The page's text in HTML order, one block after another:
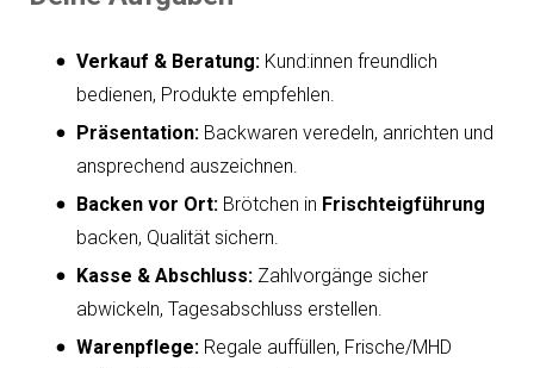
Verkauf & Beratung: Kund:innen freundlich
bedienen, Produkte empfehlen.
Präsentation: Backwaren veredeln, anrichten und
ansprechend auszeichnen.
Backen vor Ort: Brötchen in Frischteigführung
backen, Qualität sichern.
Kasse & Abschluss: Zahlvorgänge sicher
abwickeln, Tagesabschluss erstellen.
Warenpflege: Regale auffüllen, Frische/MHD